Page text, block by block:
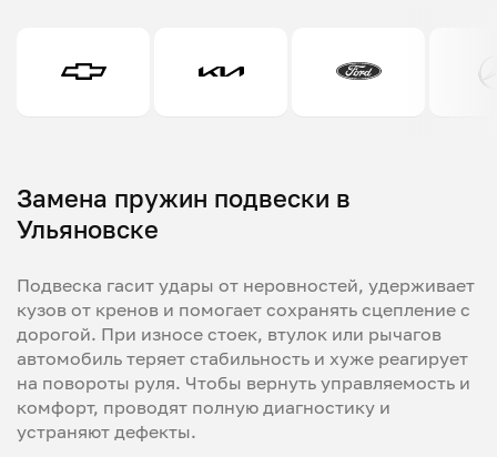
Замена пружин подвески в
Ульяновске
Подвеска гасит удары от неровностей, удерживает
кузов от кренов и помогает сохранять сцепление с
дорогой. При износе стоек, втулок или рычагов
автомобиль теряет стабильность и хуже реагирует
на повороты руля. Чтобы вернуть управляемость и
комфорт, проводят полную диагностику и
устраняют дефекты.